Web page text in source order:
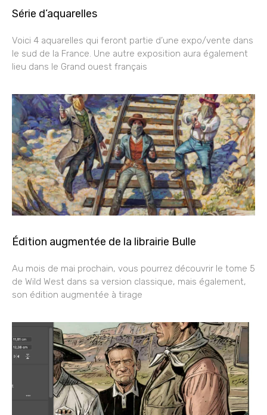
Série d’aquarelles
Voici 4 aquarelles qui feront partie d’une expo/vente dans
le sud de la France. Une autre exposition aura également
lieu dans le Grand ouest français
Édition augmentée de la librairie Bulle
Au mois de mai prochain, vous pourrez découvrir le tome 5
de Wild West dans sa version classique, mais également,
son édition augmentée à tirage